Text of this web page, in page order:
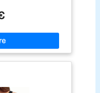
qui peuvent être
pour en faire la
de haute qualité :
en nylon de
soyeux, léger et
Adaptés pour
idéal pour afficher